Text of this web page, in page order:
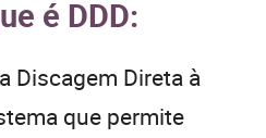
é DDD:
Discagem Direta à
que permite